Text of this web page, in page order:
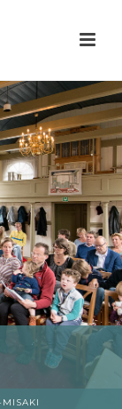
MISAKI